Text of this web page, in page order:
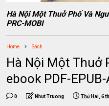
Hà Nội Một Thuở Phố Và
PRC-MOBI
Home Sách
Hà Nội Một Thuở
ebook PDF-
0 Nhut Truong Thứ Hai, 6